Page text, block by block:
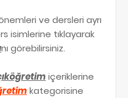
ve dersleri ayrı
isimlerine tıklayarak
nı görebilirsiniz.
içeriklerine
kategorisine